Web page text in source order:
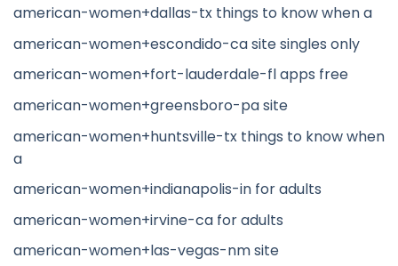
american-women+dallas-tx things to know when a
american-women+escondido-ca site singles only
american-women+fort-lauderdale-fl apps free
american-women+greensboro-pa site
american-women+huntsville-tx things to know when
a
american-women+indianapolis-in for adults
american-women+irvine-ca for adults
american-women+las-vegas-nm site